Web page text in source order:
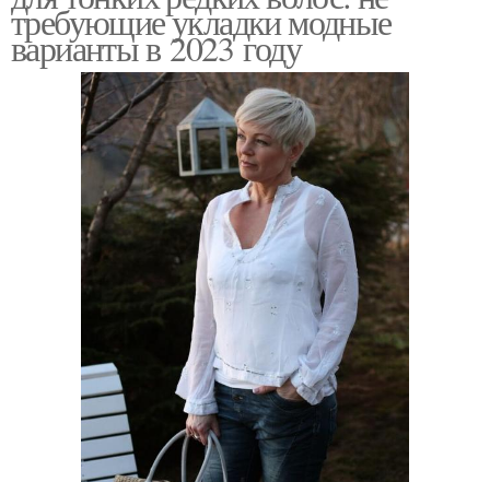
требующие укладки модные
варианты в 2023 году